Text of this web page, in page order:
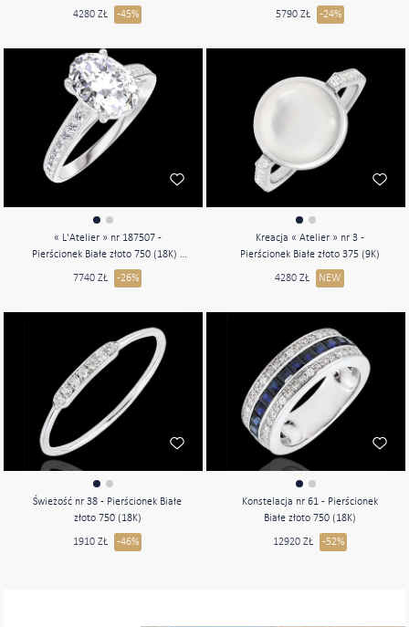
4280 ZŁ -45%
Diament laboratoryjny Okrągły 0.5
karat - Kamienie boczne Diament
5790 ZŁ -24%
« L'Atelier » nr 187507 -
Pierścionek Białe złoto 750 (18K) -
Diament laboratoryjny Owal 1 karat
- Oprawa Diament laboratoryjny
7740 ZŁ -26%
Kreacja « Atelier » nr 3 -
Pierścionek Białe złoto 375 (9K)
4280 ZŁ NEW
Świeżość nr 38 - Pierścionek Białe
złoto 750 (18K)
1910 ZŁ -46%
Konstelacja nr 61 - Pierścionek
Białe złoto 750 (18K)
12920 ZŁ -52%